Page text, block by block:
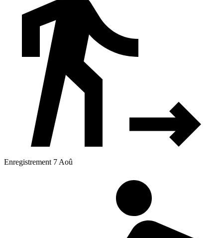
Enregistrement 7 Aoû